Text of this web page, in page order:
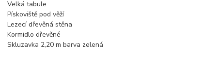
Velká tabule
Pískoviště pod věží
Lezecí dřevěná stěna
Kormidlo dřevěné
Skluzavka 2,20 m barva zelená